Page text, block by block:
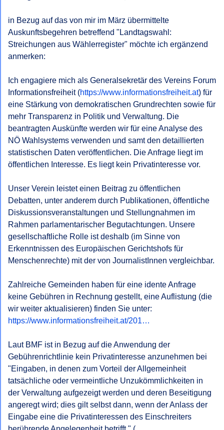
Bescheides gem § 6 NÖ AuskunftsG.
Mit freundlichen Grüßen,
in Bezug auf das von mir im März übermittelte
Auskunftsbegehren betreffend "Landtagswahl:
Streichungen aus Wählerregister" möchte ich ergänzend
anmerken:
Ich engagiere mich als Generalsekretär des Vereins Forum
Informationsfreiheit (https://www.informationsfreiheit.at) für
eine Stärkung von demokratischen Grundrechten sowie für
mehr Transparenz in Politik und Verwaltung. Die
beantragten Auskünfte werden wir für eine Analyse des
NÖ Wahlsystems verwenden und samt den detaillierten
statistischen Daten veröffentlichen. Die Anfrage liegt im
öffentlichen Interesse. Es liegt kein Privatinteresse vor.
Unser Verein leistet einen Beitrag zu öffentlichen
Debatten, unter anderem durch Publikationen, öffentliche
Diskussionsveranstaltungen und Stellungnahmen im
Rahmen parlamentarischer Begutachtungen. Unsere
gesellschaftliche Rolle ist deshalb (im Sinne von
Erkenntnissen des Europäischen Gerichtshofs für
Menschenrechte) mit der von JournalistInnen vergleichbar.
Zahlreiche Gemeinden haben für eine idente Anfrage
keine Gebühren in Rechnung gestellt, eine Auflistung (die
https://www.informationsfreiheit.at/201…
Laut BMF ist in Bezug auf die Anwendung der
Gebührenrichtlinie kein Privatinteresse anzunehmen bei
"Eingaben, in denen zum Vorteil der Allgemeinheit
tatsächliche oder vermeintliche Unzukömmlichkeiten in
der Verwaltung aufgezeigt werden und deren Beseitigung
angeregt wird; dies gilt selbst dann, wenn der Anlass der
Eingabe eine die Privatinteressen des Einschreiters